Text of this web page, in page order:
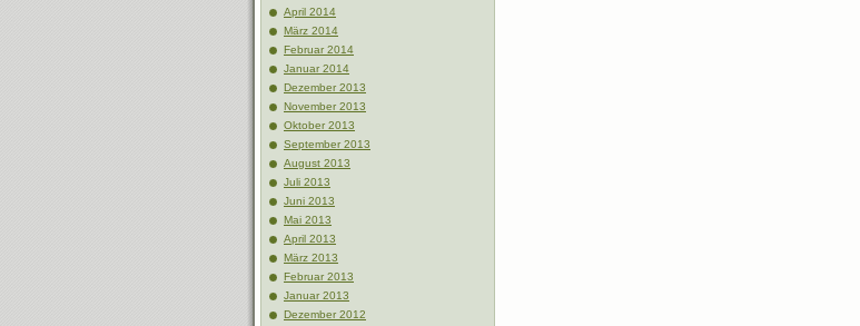
April 2014
März 2014
Februar 2014
Januar 2014
Dezember 2013
November 2013
Oktober 2013
September 2013
August 2013
Juli 2013
Juni 2013
Mai 2013
April 2013
März 2013
Februar 2013
Januar 2013
Dezember 2012